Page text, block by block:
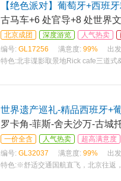
【绝色派对】葡萄牙+西班
古马车+6 处官导+8 处世界
北京成团 深度游览 人气热卖
编号: GL17256 满意度: 99%
出
特色:北非谍影取景地Rick cafe三道式
世界遗产巡礼-精品西班牙+
罗卡角-菲斯-舍夫沙万-古城
一价全含 人气热卖
超高满意度
编号: GL32037 满意度: 99%
出
特色: ※舒适交通国航直飞，北京往返